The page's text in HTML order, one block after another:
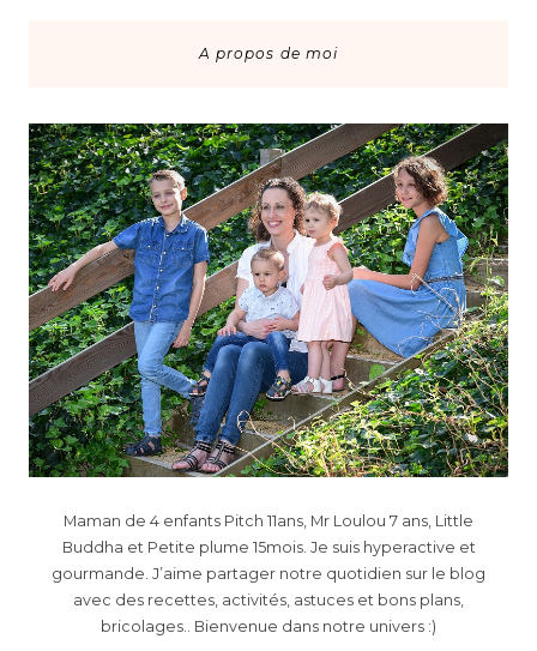
A propos de moi
Maman de 4 enfants Pitch 11ans, Mr Loulou 7 ans, Little
Buddha et Petite plume 15mois. Je suis hyperactive et
gourmande. J’aime partager notre quotidien sur le blog
avec des recettes, activités, astuces et bons plans,
bricolages.. Bienvenue dans notre univers :)